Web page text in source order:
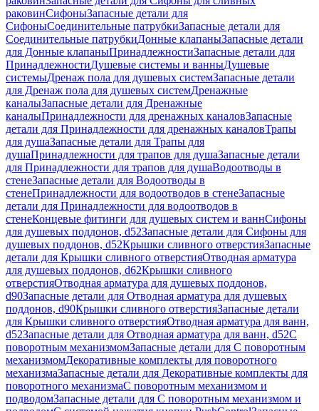
раковинСифоныЗапасные детали для
СифоныСоединительные патрубкиЗапасные детали для
Соединительные патрубкиДонные клапаныЗапасные детали
для Донные клапаныПринадлежностиЗапасные детали для
ПринадлежностиДушевые системы и ванныДушевые
системыДренаж пола для душевых системЗапасные детали
для Дренаж пола для душевых системДренажные
каналыЗапасные детали для Дренажные
каналыПринадлежности для дренажных каналовЗапасные
детали для Принадлежности для дренажных каналовТрапы
для душаЗапасные детали для Трапы для
душаПринадлежности для трапов для душаЗапасные детали
для Принадлежности для трапов для душаВодоотводы в
стенеЗапасные детали для Водоотводы в
стенеПринадлежности для водоотводов в стенеЗапасные
детали для Принадлежности для водоотводов в
стенеКонцевые фитинги для душевых систем и ваннСифоны
для душевых поддонов, d52Запасные детали для Сифоны для
душевых поддонов, d52Крышки сливного отверстияЗапасные
детали для Крышки сливного отверстияОтводная арматура
для душевых поддонов, d62Крышки сливного
отверстияОтводная арматура для душевых поддонов,
d90Запасные детали для Отводная арматура для душевых
поддонов, d90Крышки сливного отверстияЗапасные детали
для Крышки сливного отверстияОтводная арматура для ванн,
d52Запасные детали для Отводная арматура для ванн, d52С
поворотным механизмомЗапасные детали для С поворотным
механизмомДекоративные комплекты для поворотного
механизмаЗапасные детали для Декоративные комплекты для
поворотного механизмаС поворотным механизмом и
подводомЗапасные детали для С поворотным механизмом и